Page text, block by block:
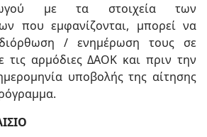
με τα στοιχεία των
που εμφανίζονται, μπορεί να
/ ενημέρωση τους σε
τις αρμόδιες ΔΑΟΚ και πριν την
υποβολής της αίτησης